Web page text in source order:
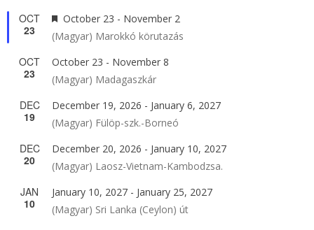
OCT
23
Featured
October 23 - November 2
(Magyar) Marokkó körutazás
OCT
23
October 23 - November 8
(Magyar) Madagaszkár
DEC
19
December 19, 2026 - January 6, 2027
(Magyar) Fülöp-szk.-Borneó
DEC
20
December 20, 2026 - January 10, 2027
(Magyar) Laosz-Vietnam-Kambodzsa.
JAN
10
January 10, 2027 - January 25, 2027
(Magyar) Sri Lanka (Ceylon) út